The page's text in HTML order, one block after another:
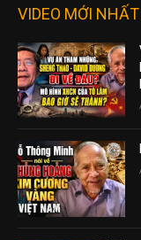
VIDEO MỚI NHẤT